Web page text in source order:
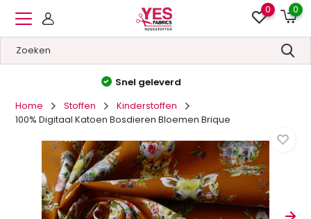
0 0
Hoge kwaliteit&Lage prijzen
Home
Stoffen
Kinderstoffen
100% Digitaal Katoen Bosdieren Bloemen Brique